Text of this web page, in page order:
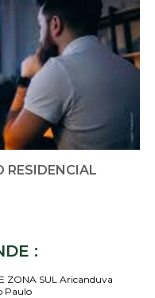
RESIDENCIAL
:
ZONA SUL Aricanduva
Paulo